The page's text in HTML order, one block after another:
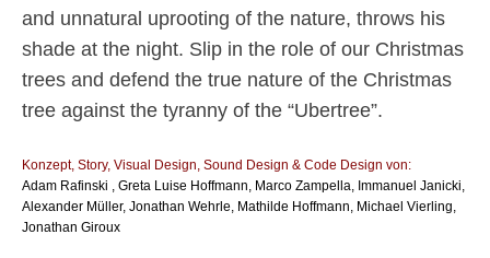
and unnatural uprooting of the nature, throws his
shade at the night. Slip in the role of our Christmas
trees and defend the true nature of the Christmas
tree against the tyranny of the “Ubertree”.
Konzept, Story, Visual Design, Sound Design & Code Design von:
Adam Rafinski , Greta Luise Hoffmann, Marco Zampella, Immanuel Janicki,
Alexander Müller, Jonathan Wehrle, Mathilde Hoffmann, Michael Vierling,
Jonathan Giroux